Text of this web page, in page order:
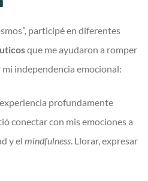
participé en diferentes
que me ayudaron a romper
independencia emocional:
profundamente
conectar con mis emociones a
y el mindfulness. Llorar, expresar